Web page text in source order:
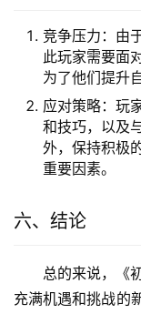
竞争压力：由
此玩家需要面
为了他们提升
应对策略：玩
和技巧，以及
外，保持积极
重要因素。
六、结论
总的来说，《
充满机遇和挑战的